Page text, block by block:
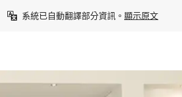
系統已自動翻譯部分資訊。 顯示原文